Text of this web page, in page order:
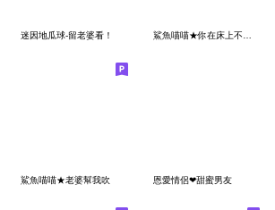
迷因地瓜球-留老婆看！ 鯊魚喵喵★你在床上不是這樣說的
鯊魚喵喵★老婆幫我吹 恩愛情侶❤甜蜜男友